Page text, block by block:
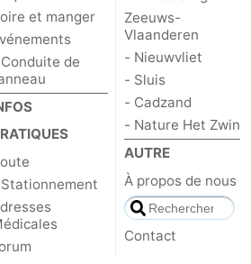
et manger
de
Zeeuws-
Vlaanderen
- Nieuwvliet
- Sluis
- Cadzand
- Nature Het Zwin
AUTRE
À propos de nous
Contact